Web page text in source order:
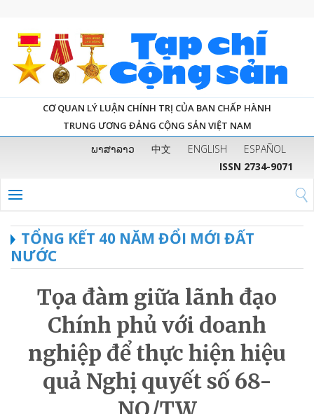
CƠ QUAN LÝ LUẬN CHÍNH TRỊ CỦA BAN CHẤP HÀNH
TRUNG ƯƠNG ĐẢNG CỘNG SẢN VIỆT NAM
ພາສາລາວ 中文 ENGLISH
ESPAÑOL
ISSN 2734-9071
TỔNG KẾT 40 NĂM ĐỔI MỚI ĐẤT
NƯỚC
Tọa đàm giữa lãnh đạo
Chính phủ với doanh
nghiệp để thực hiện hiệu
quả Nghị quyết số 68-